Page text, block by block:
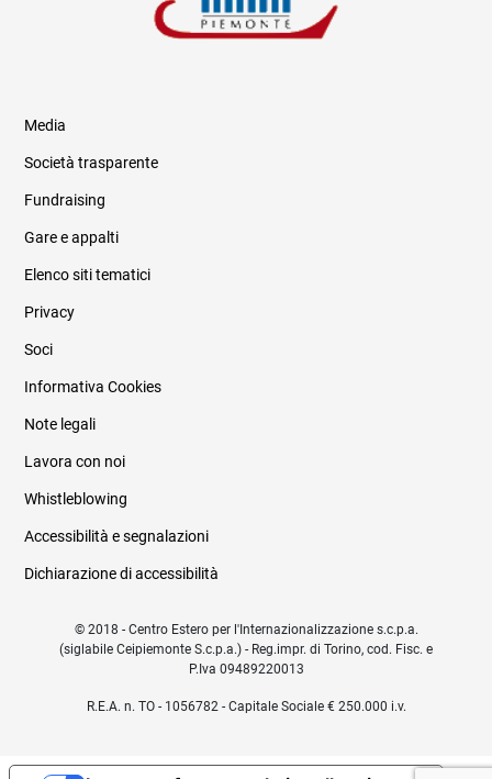
Informazioni legali e trasparenza
Media
Società trasparente
Fundraising
Gare e appalti
Elenco siti tematici
Privacy
Soci
Informativa Cookies
Note legali
Lavora con noi
Whistleblowing
Accessibilità e segnalazioni
Dichiarazione di accessibilità
© 2018 - Centro Estero per l'Internazionalizzazione s.c.p.a.
(siglabile Ceipiemonte S.c.p.a.) - Reg.impr. di Torino, cod. Fisc. e
P.Iva 09489220013
R.E.A. n. TO - 1056782 - Capitale Sociale € 250.000 i.v.